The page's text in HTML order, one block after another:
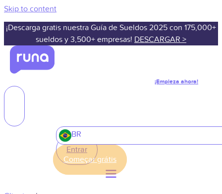
Skip to content
¡Descarga gratis nuestra Guía de Sueldos 2025 con 175,000+
sueldos y 3,500+ empresas! DESCARGAR >
¡Empieza ahora!
Entrar